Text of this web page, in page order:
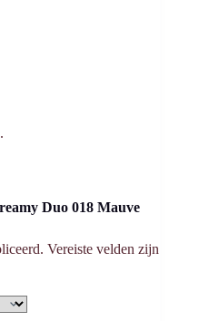
Duo 018 Mauve
Vereiste velden zijn